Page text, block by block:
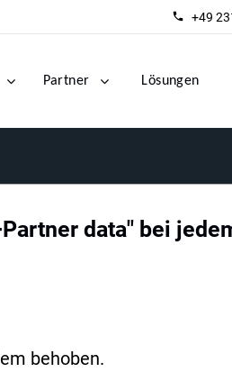
+49
Partner Lösungen
data" bei
behoben.